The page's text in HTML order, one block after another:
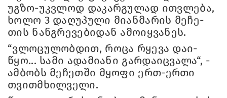
უგზო-უკვლოდ და­კარ­გუ­ლად ით­ვლე­ბა,
ხოლო 3 და­ღუ­პუ­ლი მი­ან­მა­რის მე­ჩე­
თის ნან­გრე­ვე­ბი­დან ამო­იყ­ვა­ნეს.
“ვლო­ცუ­ლობ­დით, როცა რყე­ვა და­ი­
წყო... სამი ადა­მი­ა­ნი გარ­და­იც­ვა­ლა“, -
ამ­ბობს მე­ჩეთ­ში მყო­ფი ერთ-ერთი
თვითმხილ­ვე­ლი.